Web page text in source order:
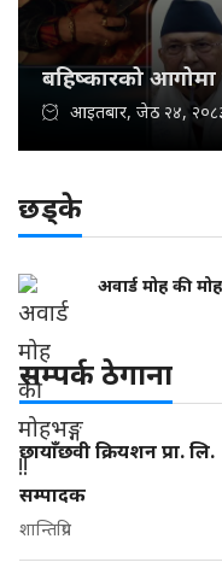
बहिष्कारको आगोमा
आइतबार, जेठ २४,
छड्के
अवार्ड मोह की
सम्पर्क ठेगाना
छायाँछवी क्रियशन प्रा. लि.
सम्पादक
शान्तिप्रिय